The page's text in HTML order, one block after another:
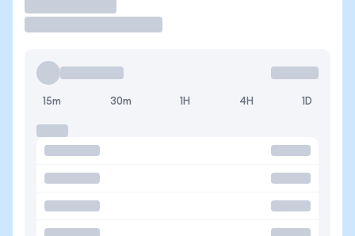
15m 30m 1H 4H 1D